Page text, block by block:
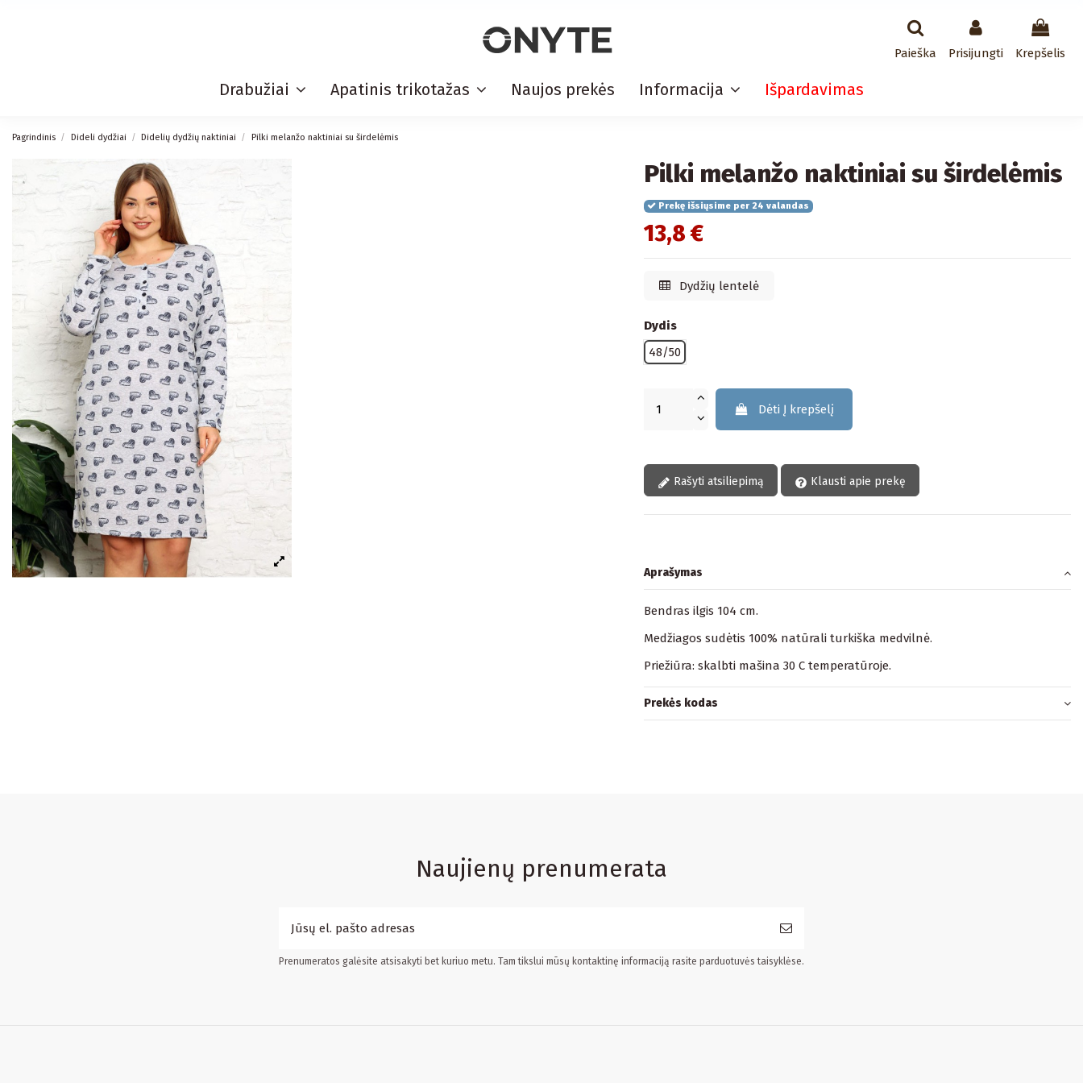
Paieška Prisijungti Krepšelis
Drabužiai Apatinis trikotažas Naujos prekės Informacija Išpardavimas
Pagrindinis Dideli dydžiai Didelių dydžių naktiniai Pilki melanžo naktiniai su širdelėmis
Pilki melanžo naktiniai su širdelėmis
Prekę išsiųsime per 24 valandas
13,8 €
Dydžių lentelė
Dydis
48/50
Dėti Į krepšelį
Rašyti atsiliepimą Klausti apie prekę
Aprašymas
Bendras ilgis 104 cm.
Medžiagos sudėtis 100% natūrali turkiška medvilnė.
Priežiūra: skalbti mašina 30 C temperatūroje.
Prekės kodas
Naujienų prenumerata
Prenumeratos galėsite atsisakyti bet kuriuo metu. Tam tikslui mūsų kontaktinę informaciją rasite parduotuvės taisyklėse.